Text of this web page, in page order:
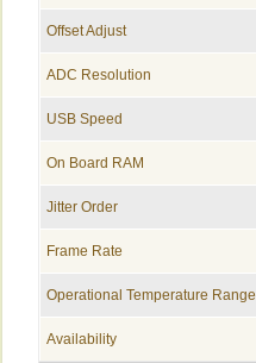
Offset Adjust
ADC Resolution
USB Speed
On Board RAM
Jitter Order
Frame Rate
Operational Temperature Range
Availability